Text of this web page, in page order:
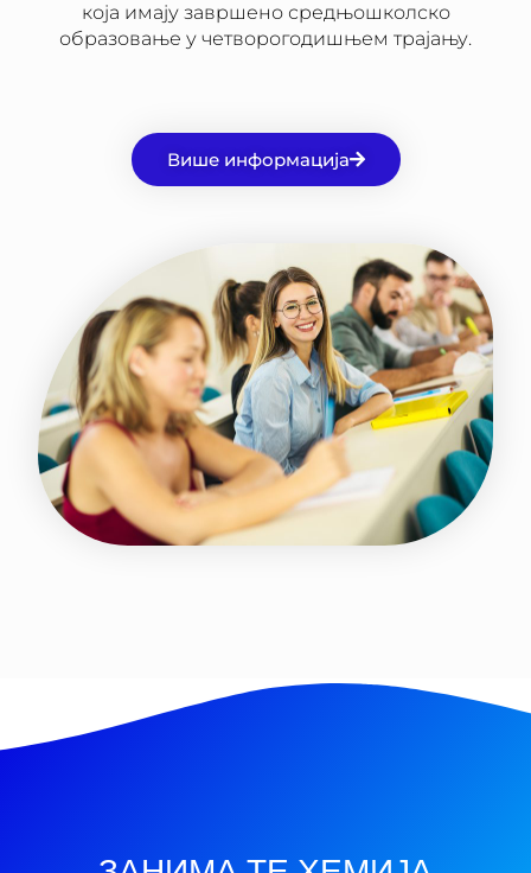
која имају завршено средњошколско
образовање у четворогодишњем трајању.
Више информација